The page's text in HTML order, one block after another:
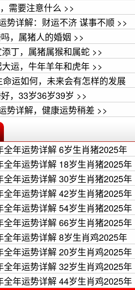
需要注意什么 >>
势详解：财运不济 谋事不顺 >>
，属猪人的婚姻 >>
丁，属猪属猴和属蛇 >>
运，牛年羊年和虎年 >>
运如何，未来会有怎样的发展
，33岁36岁39岁 >>
势详解，健康运势稍差 >>
年运势详解 6岁生肖猪2025年
年运势详解 18岁生肖猪2025年
全年运势详解 30岁生肖猪2025年
全年运势详解 42岁生肖猪2025年
全年运势详解 54岁生肖猪2025年
全年运势详解 66岁生肖猪2025年
年运势详解 8岁生肖鸡2025年
年运势详解 20岁生肖鸡2025年
全年运势详解 32岁生肖鸡2025年
全年运势详解 44岁生肖鸡2025年